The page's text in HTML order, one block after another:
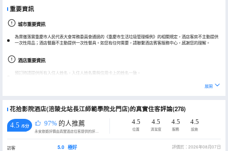
重要資訊
城市重要資訊
為貫徹落實重慶市人民代表大會常務委員會通過的《重慶市生活垃圾管理條例》的相關規定，酒店客房不主動提供
一次性用品；酒店餐廳不主動提供一次性餐具。如您有任何需要，請聯繫酒店賓客服務中心，感謝您的理解。
酒店重要資訊
預訂時請提供所有入住人姓名，入住人姓名需與信用卡上的姓名一致。
酒店周邊交通管制/限行，具體出行路線詳詢酒店。
展開
花拾影院酒店(涪陵北站長江師範學院北門店)的真實住客評論(278)
4.5 /5分 97% 的人推薦
永安旅遊評價由真實酒店住客提供的評價。
4.5
位置
4.5
清潔度
4.5
服務
4.5
設施
訪客
5.0 極好
評價於：2026年08月07日